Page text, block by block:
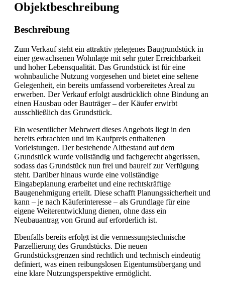
Objekt­beschreibung
Beschreibung
Zum Verkauf steht ein attraktiv gelegenes Baugrundstück in
einer gewachsenen Wohnlage mit sehr guter Erreichbarkeit
und hoher Lebensqualität. Das Grundstück ist für eine
wohnbauliche Nutzung vorgesehen und bietet eine seltene
Gelegenheit, ein bereits umfassend vorbereitetes Areal zu
erwerben. Der Verkauf erfolgt ausdrücklich ohne Bindung an
einen Hausbau oder Bauträger – der Käufer erwirbt
ausschließlich das Grundstück.
Ein wesentlicher Mehrwert dieses Angebots liegt in den
bereits erbrachten und im Kaufpreis enthaltenen
Vorleistungen. Der bestehende Altbestand auf dem
Grundstück wurde vollständig und fachgerecht abgerissen,
sodass das Grundstück nun frei und baureif zur Verfügung
steht. Darüber hinaus wurde eine vollständige
Eingabeplanung erarbeitet und eine rechtskräftige
Baugenehmigung erteilt. Diese schafft Planungssicherheit und
kann – je nach Käuferinteresse – als Grundlage für eine
eigene Weiterentwicklung dienen, ohne dass ein
Neubauantrag von Grund auf erforderlich ist.
Ebenfalls bereits erfolgt ist die vermessungstechnische
Parzellierung des Grundstücks. Die neuen
Grundstücksgrenzen sind rechtlich und technisch eindeutig
definiert, was einen reibungslosen Eigentumsübergang und
eine klare Nutzungsperspektive ermöglicht.